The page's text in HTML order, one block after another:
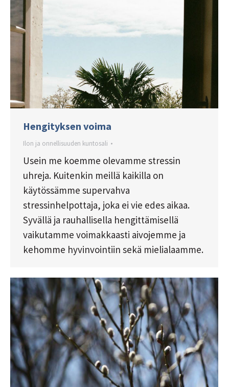
Hengityksen voima
Ilon ja onnellisuuden kuntosali
Usein me koemme olevamme stressin
uhreja. Kuitenkin meillä kaikilla on
käytössämme supervahva
stressinhelpottaja, joka ei vie edes aikaa.
Syvällä ja rauhallisella hengittämisellä
vaikutamme voimakkaasti aivojemme ja
kehomme hyvinvointiin sekä mielialaamme.